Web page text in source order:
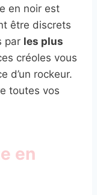
en noir est
être discrets
par les plus
créoles vous
d’un rockeur.
toutes vos
en